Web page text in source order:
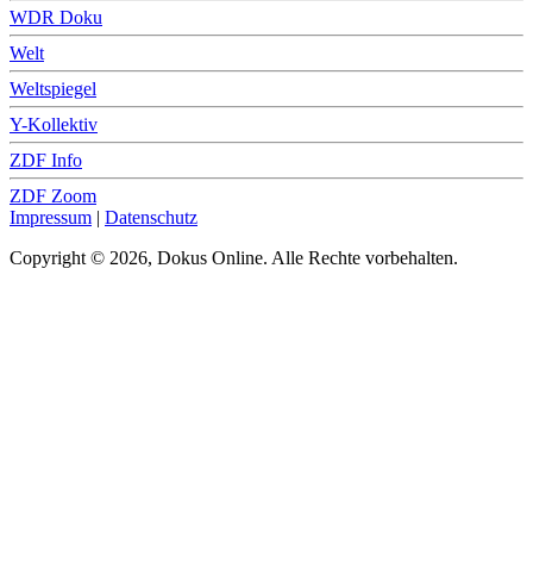
WDR Doku
Welt
Weltspiegel
Y-Kollektiv
ZDF Info
ZDF Zoom
Impressum | Datenschutz
Copyright © 2026, Dokus Online. Alle Rechte vorbehalten.